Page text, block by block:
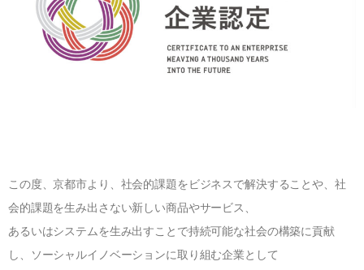
自然素材の国産オーダー寝具
選び抜いた自然素材
生地の違い
お手入れ方法
メンテナンス・サービス
インフォメーション
メディア情報
この度、京都市より、社会的課題をビジネスで解決することや、社
会的課題を生み出さない新しい商品やサービス、
あるいはシステムを生み出すことで持続可能な社会の構築に貢献
し、ソーシャルイノベーションに取り組む企業として